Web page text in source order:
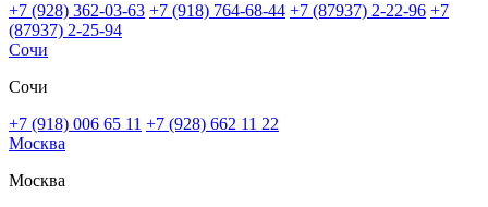
+7 (928) 362-03-63 +7 (918) 764-68-44 +7 (87937) 2-22-96 +7
(87937) 2-25-94
Сочи
Сочи
+7 (918) 006 65 11 +7 (928) 662 11 22
Москва
Москва